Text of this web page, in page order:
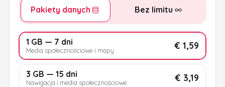
Pakiety danych Bez limitu
1 GB — 7 dni
Media społecznościowe i mapy € 1,59
3 GB — 15 dni
Nawigacja i media społecznościowe € 3,19